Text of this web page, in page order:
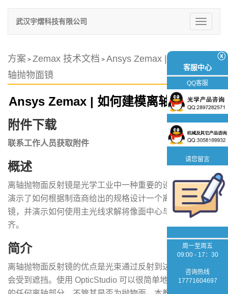
切
换
武汉宇熠科技有限公司
方案 > Zemax 技术文档 > Ansys Zemax | 如何建模离
轴抛物面镜
Ansys Zemax | 如何建模离轴抛物面镜
附件下载
联系工作人员获取附件
概述
离轴抛物面反射镜是光学工业中一种重要的设计类型。本文
演示了如何根据制造商给出的规格设计一个离轴抛物面反射
镜，并演示如何使用主光线求解将像面中心与主光线路径对
齐。
简介
离轴抛物面反射镜的优点是光束通过反射到达像面途中将不
会受到遮挡。使用 OpticStudio 可以很简单地建模一个表面
ⓧ
客服中心
QQ客服
请您留言
周一至周五
09:00 - 17：30
咨询热线
17771604697